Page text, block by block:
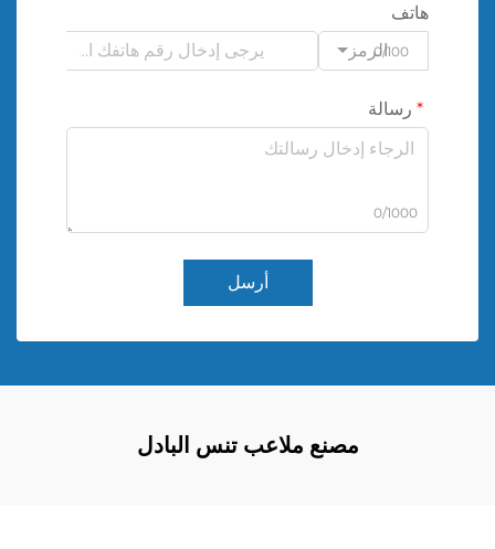
هاتف
الرمز0/100
رسالة
0/1000
أرسل
مصنع ملاعب تنس البادل